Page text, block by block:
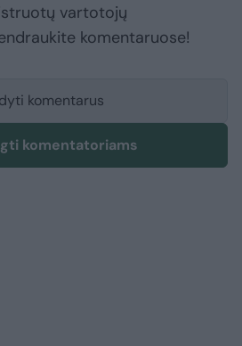
vartotojų
komentaruose!
komentarus
komentatoriams